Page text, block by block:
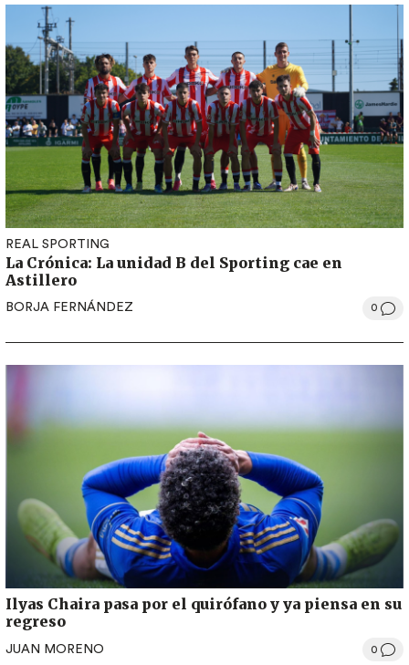
REAL SPORTING
La Crónica: La unidad B del Sporting cae en
Astillero
BORJA FERNÁNDEZ 0
Ilyas Chaira pasa por el quirófano y ya piensa en su
regreso
JUAN MORENO 0